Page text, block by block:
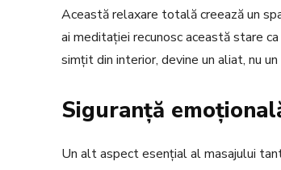
Această relaxare totală creează un
ai meditației recunosc această stare
simțit din interior, devine un aliat, nu
Siguranță
Un alt aspect esențial al masajului